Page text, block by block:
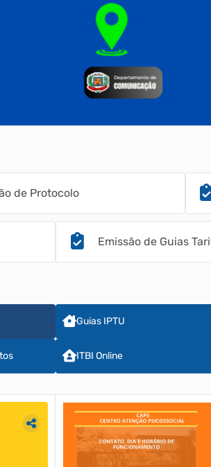
de Protocolo
Emissão de Guias
Guias IPTU
ITBI Online